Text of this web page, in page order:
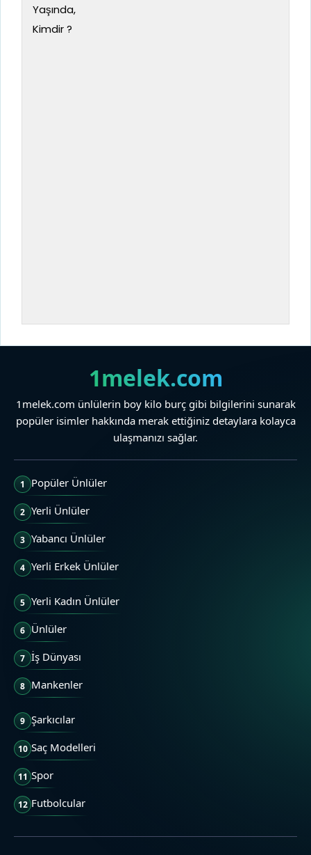
1melek.com
1melek.com ünlülerin boy kilo burç gibi bilgilerini sunarak
popüler isimler hakkında merak ettiğiniz detaylara kolayca
ulaşmanızı sağlar.
1 Popüler Ünlüler
2 Yerli Ünlüler
3 Yabancı Ünlüler
4 Yerli Erkek Ünlüler
5 Yerli Kadın Ünlüler
6 Ünlüler
7 İş Dünyası
8 Mankenler
9 Şarkıcılar
10 Saç Modelleri
11 Spor
12 Futbolcular